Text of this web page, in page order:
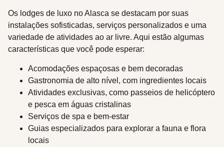
Os lodges de luxo no Alasca se destacam por suas
instalações sofisticadas, serviços personalizados e uma
variedade de atividades ao ar livre. Aqui estão algumas
características que você pode esperar:
Acomodações espaçosas e bem decoradas
Gastronomia de alto nível, com ingredientes locais
Atividades exclusivas, como passeios de helicóptero
e pesca em águas cristalinas
Serviços de spa e bem-estar
Guias especializados para explorar a fauna e flora
locais